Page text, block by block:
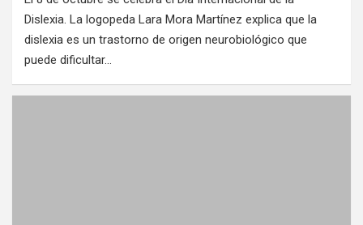
Dislexia. La logopeda Lara Mora Martínez explica que la
dislexia es un trastorno de origen neurobiológico que
puede dificultar…